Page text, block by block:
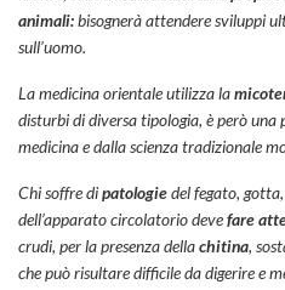
animali:bisognerà attendere sviluppi
sull’uomo.
La medicina orientale utilizza la
disturbi di diversa tipologia, è però
medicina e dalla scienza tradizionale
Chi soffre dipatologiedel fegato,
dell’apparato circolatorio devefare
crudi, per la presenza dellachitina,
che può risultare difficile da digerire e